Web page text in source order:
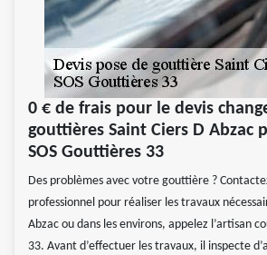
0 € de frais pour le devis
gouttières Saint Ciers D Abzac
SOS Gouttières 33
Des problèmes avec votre gouttière ?
professionnel pour réaliser les travaux
Abzac ou dans les environs, appelez l’artisan
33. Avant d’effectuer les travaux, il inspecte